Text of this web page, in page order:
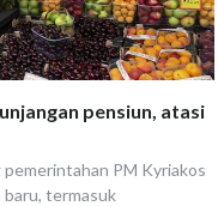
pensiun, atasi
PM Kyriakos
termasuk